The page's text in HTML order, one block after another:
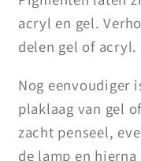
acryl en gel.
delen gel of acryl.
Nog eenvoudiger
plaklaag van gel
zacht penseel,
de lamp en